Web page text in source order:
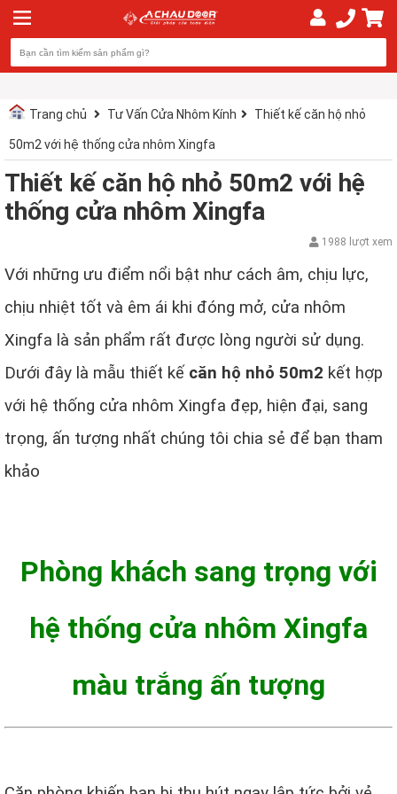
Trang chủ Tư Vấn Cửa Nhôm Kính Thiết kế căn hộ nhỏ
50m2 với hệ thống cửa nhôm Xingfa
Thiết kế căn hộ nhỏ 50m2 với hệ
thống cửa nhôm Xingfa
1988 lượt xem
Với những ưu điểm nổi bật như cách âm, chịu lực,
chịu nhiệt tốt và êm ái khi đóng mở, cửa nhôm
Xingfa là sản phẩm rất được lòng người sử dụng.
Dưới đây là mẫu thiết kế căn hộ nhỏ 50m2 kết hợp
với hệ thống cửa nhôm Xingfa đẹp, hiện đại, sang
trọng, ấn tượng nhất chúng tôi chia sẻ để bạn tham
khảo
Phòng khách sang trọng với
hệ thống cửa nhôm Xingfa
màu trắng ấn tượng